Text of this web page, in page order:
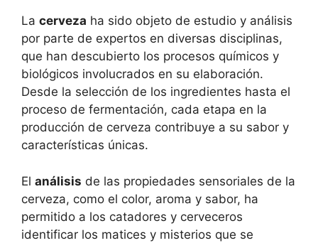
La cerveza ha sido objeto de estudio y análisis
por parte de expertos en diversas disciplinas,
que han descubierto los procesos químicos y
biológicos involucrados en su elaboración.
Desde la selección de los ingredientes hasta el
proceso de fermentación, cada etapa en la
producción de cerveza contribuye a su sabor y
características únicas.
El análisis de las propiedades sensoriales de la
cerveza, como el color, aroma y sabor, ha
permitido a los catadores y cerveceros
identificar los matices y misterios que se